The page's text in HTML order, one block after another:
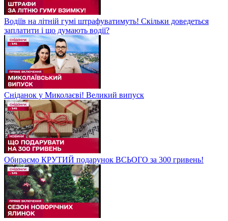
Водіїв на літній гумі штрафуватимуть! Скільки доведеться
заплатити і що думають водії?
Сніданок у Миколаєві! Великий випуск
Обираємо КРУТИЙ подарунок ВСЬОГО за 300 гривень!